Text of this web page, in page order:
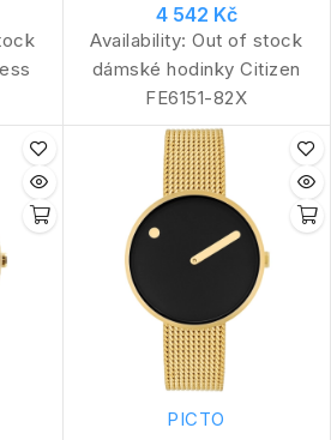
4 542 Kč
Availability: Out of stock
dámské hodinky Citizen
FE6151-82X
PICTO